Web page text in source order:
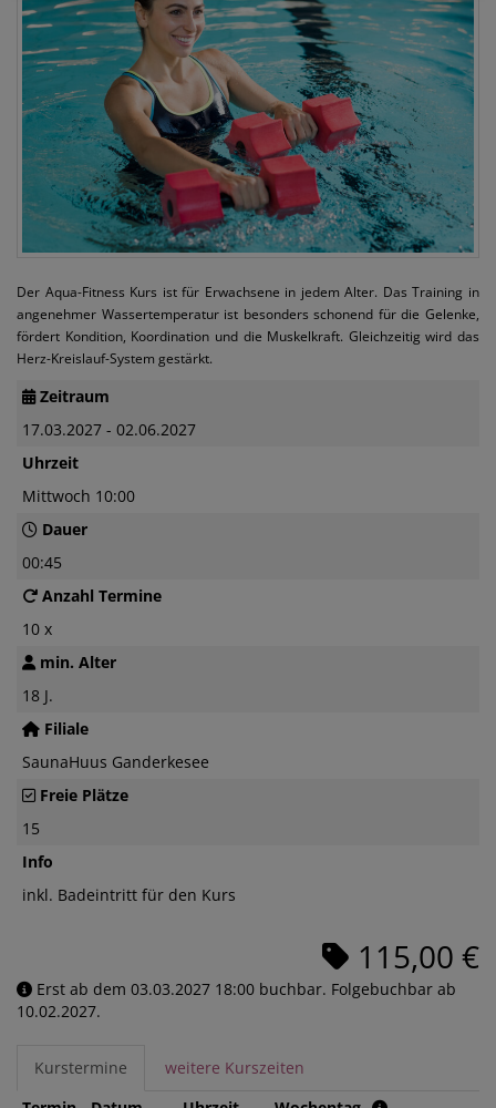
Der Aqua-Fitness Kurs ist für Erwachsene in jedem Alter. Das Training in
angenehmer Wassertemperatur ist besonders schonend für die Gelenke,
fördert Kondition, Koordination und die Muskelkraft. Gleichzeitig wird das
Herz-Kreislauf-System gestärkt.
Zeitraum
17.03.2027 - 02.06.2027
Uhrzeit
Mittwoch 10:00
Dauer
00:45
Anzahl Termine
10 x
min. Alter
18 J.
Filiale
SaunaHuus Ganderkesee
Freie Plätze
15
Info
inkl. Badeintritt für den Kurs
115,00 €
Erst ab dem 03.03.2027 18:00 buchbar. Folgebuchbar ab
10.02.2027.
Kurstermine
weitere Kurszeiten